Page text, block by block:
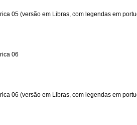
05 (versão em Libras, com legendas em
06
06 (versão em Libras, com legendas em